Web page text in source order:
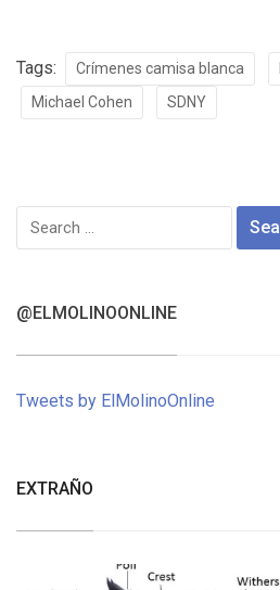
Tags: Crímenes camisa blanca
Michael Cohen
SDNY
Search
@ELMOLINOONLINE
Tweets by ElMolinoOnline
EXTRAÑO